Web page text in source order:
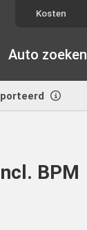
Kosten
Auto zoeken
BPM